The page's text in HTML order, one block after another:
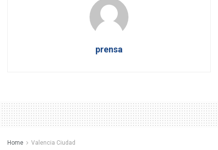
prensa
Home Valencia Ciudad